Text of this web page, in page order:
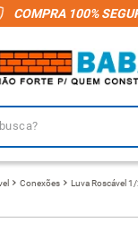
COMPRA 100%
Conexões Luva Roscável 1/